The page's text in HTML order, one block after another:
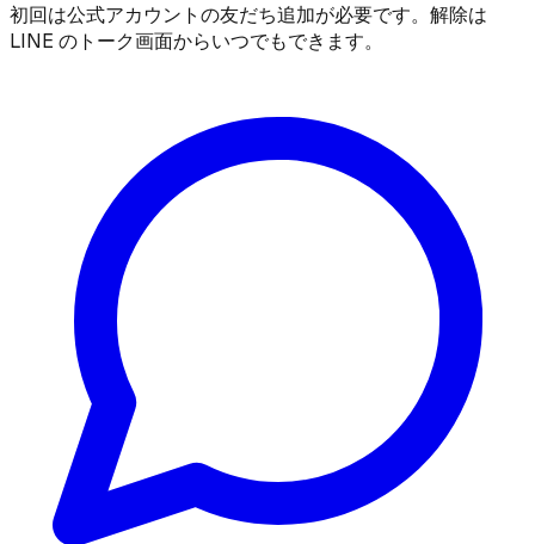
初回は公式アカウントの友だち追加が必要です。解除は
LINE のトーク画面からいつでもできます。